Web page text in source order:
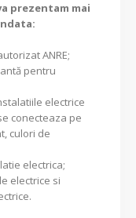
prezentam mai
ANRE;
pentru
electrice
conecteaza pe
culori de
electrica;
electrice si